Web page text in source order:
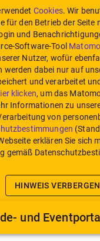
Cookies. Wir
für den Betrieb der Seite
und
Software-Tool Matomo
Nutzer, wofür
werden dabei nur auf
und verarbeitet
klicken, um das
Informationen zu
von
erklären Sie sich
gemäß
HINWEIS VERBERGEN
und